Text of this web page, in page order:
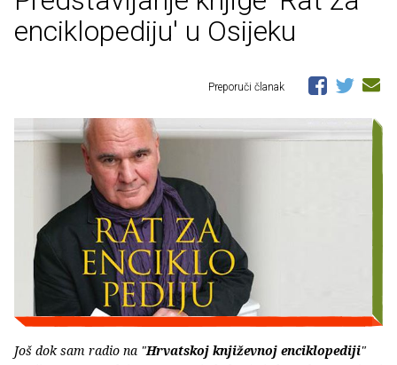
enciklopediju' u Osijeku
Preporuči članak
Još dok sam radio na "Hrvatskoj književnoj enciklopediji"